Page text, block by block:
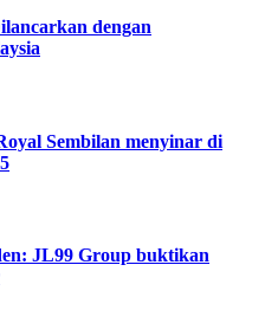
dengan
Sembilan menyinar di
JL99 Group buktikan